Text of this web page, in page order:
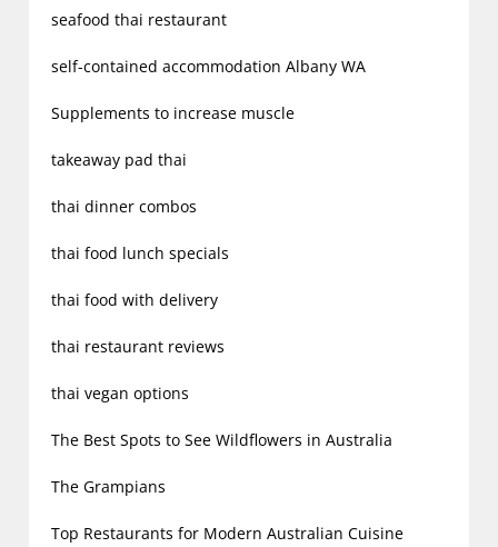
seafood thai restaurant
self-contained accommodation Albany WA
Supplements to increase muscle
takeaway pad thai
thai dinner combos
thai food lunch specials
thai food with delivery
thai restaurant reviews
thai vegan options
The Best Spots to See Wildflowers in Australia
The Grampians
Top Restaurants for Modern Australian Cuisine